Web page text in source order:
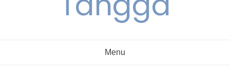
Menu